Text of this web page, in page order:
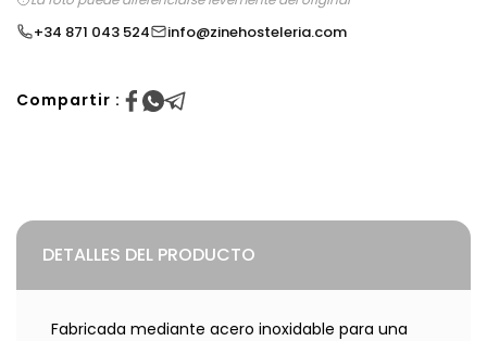
+34 871 043 524 info@zinehosteleria.com
Compartir :
DETALLES DEL PRODUCTO
Fabricada mediante acero inoxidable para una